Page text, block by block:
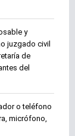
y
juzgado civil
de
del
o teléfono
micrófono,